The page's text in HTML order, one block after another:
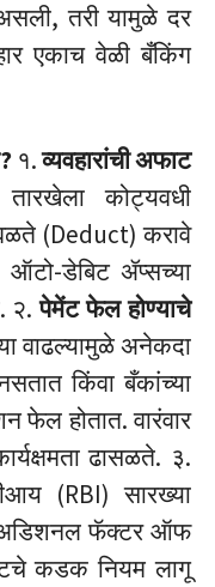
तरी यामुळे दर
एकाच वेळी बँकिंग
१.व्यवहारांची अफाट
तारखेला कोट्यवधी
(Deduct) करावे
डेबिट ॲप्सच्या
२.पेमेंट फेल होण्याचे
वाढल्यामुळे अनेकदा
किंवा बँकांच्या
फेल होतात. वारंवार
ढासळते. ३.
(RBI) सारख्या
फॅक्टर ऑफ
कडक नियम लागू